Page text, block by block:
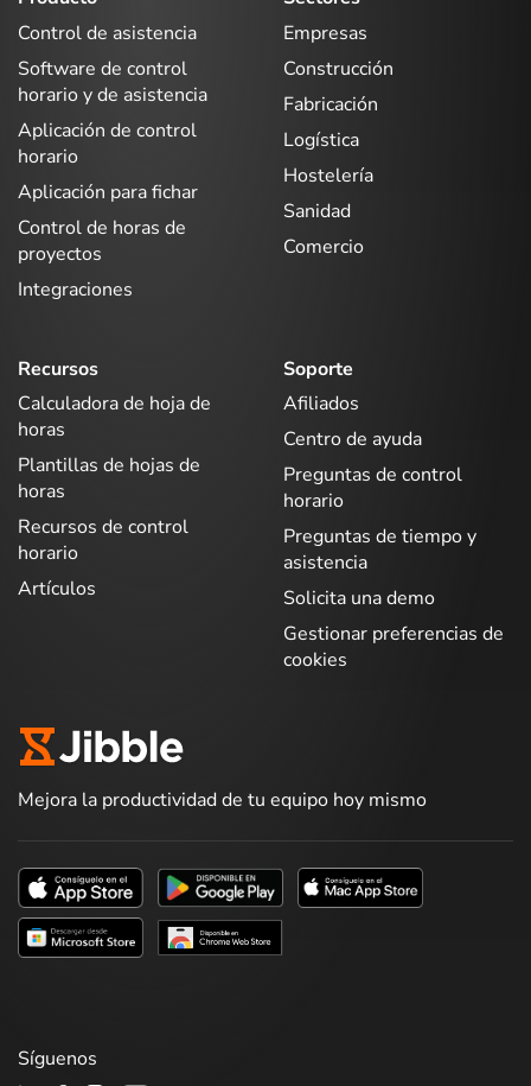
Control de asistencia
Software de control
horario y de asistencia
Aplicación de control
horario
Aplicación para fichar
Control de horas de
proyectos
Integraciones
Empresas
Construcción
Fabricación
Logística
Hostelería
Sanidad
Comercio
Recursos
Calculadora de hoja de
horas
Plantillas de hojas de
horas
Recursos de control
horario
Artículos
Soporte
Afiliados
Centro de ayuda
Preguntas de control
horario
Preguntas de tiempo y
asistencia
Solicita una demo
Gestionar preferencias de
cookies
Mejora la productividad de tu equipo hoy mismo
Síguenos